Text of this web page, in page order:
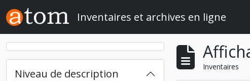
Skip to main content
Inventaires et archives en ligne
Niveau de description
Inventaires